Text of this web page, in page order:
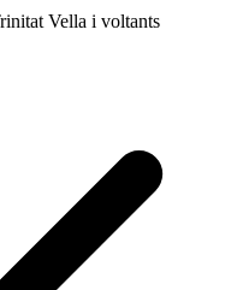
Vella i voltants